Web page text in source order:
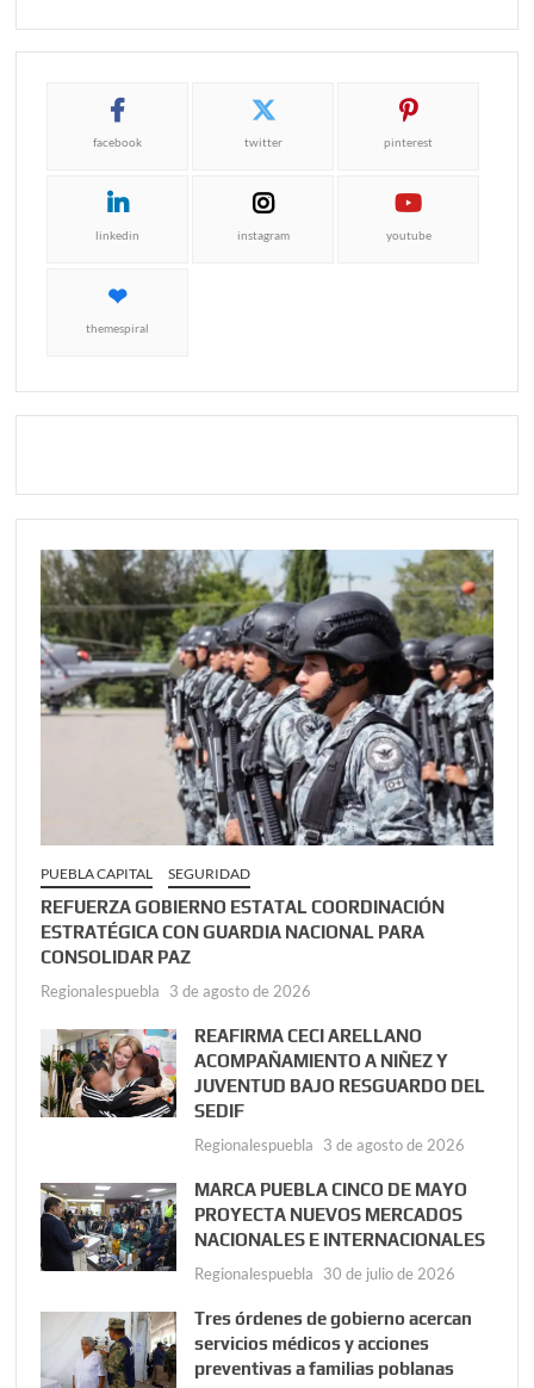
facebook twitter pinterest
linkedin instagram youtube
themespiral
PUEBLA CAPITAL SEGURIDAD
REFUERZA GOBIERNO ESTATAL COORDINACIÓN
ESTRATÉGICA CON GUARDIA NACIONAL PARA
CONSOLIDAR PAZ
Regionalespuebla 3 de agosto de 2026
REAFIRMA CECI ARELLANO
ACOMPAÑAMIENTO A NIÑEZ Y
JUVENTUD BAJO RESGUARDO DEL
SEDIF
Regionalespuebla 3 de agosto de 2026
MARCA PUEBLA CINCO DE MAYO
PROYECTA NUEVOS MERCADOS
NACIONALES E INTERNACIONALES
Regionalespuebla 30 de julio de 2026
Tres órdenes de gobierno acercan
servicios médicos y acciones
preventivas a familias poblanas